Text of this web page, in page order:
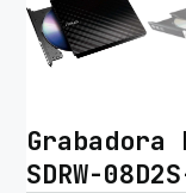
Grabadora
SDRW-